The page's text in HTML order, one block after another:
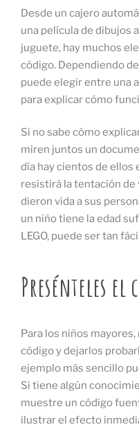
Desde un cajero
una película de dibujos
juguete, hay muchos
código. Dependiendo
puede elegir entre una
para explicar cómo
Si no sabe cómo
miren juntos un
día hay cientos de ellos
resistirá la tentación
dieron vida a sus
un niño tiene la edad
LEGO, puede ser tan
Presénteles el
Para los niños
código y dejarlos
ejemplo más sencillo
Si tiene algún
muestre un código
ilustrar el efecto